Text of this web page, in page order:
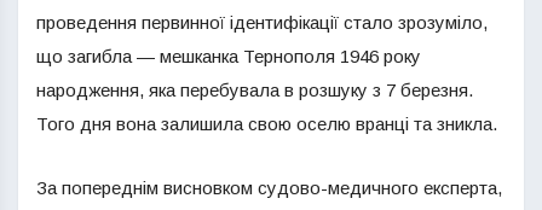
проведення первинної ідентифікації стало зрозуміло,
що загибла — мешканка Тернополя 1946 року
народження, яка перебувала в розшуку з 7 березня.
Того дня вона залишила свою оселю вранці та зникла.
За попереднім висновком судово-медичного експерта,